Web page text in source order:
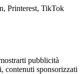
Printerest, TikTok
pubblicità
contenuti sponsorizzati